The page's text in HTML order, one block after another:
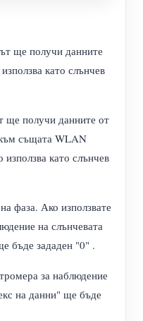
ще получи данните
като слънчев
ще получи данните от
същата WLAN
като слънчев
фаза. Ако използвате
на слънчевата
бъде зададен "0" .
за наблюдение
на данни" ще бъде